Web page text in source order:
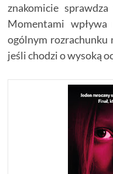
znakomicie
Momentami
ogólnym rozrachunku
jeśli chodzi o wysoką